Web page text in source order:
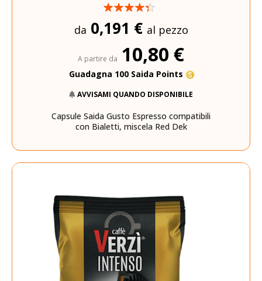
da 0,191 € al pezzo
A partire da 10,80 €
Guadagna 100 Saida Points
AVVISAMI QUANDO DISPONIBILE
Capsule Saida Gusto Espresso compatibili
con Bialetti, miscela Red Dek